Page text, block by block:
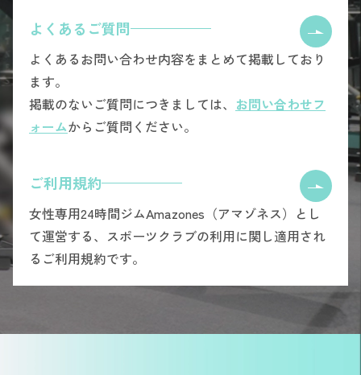
よくあるご質問
よくあるお問い合わせ内容をまとめて掲載しており
ます。
掲載のないご質問につきましては、 お問い合わせフ
ォームからご質問ください。
ご利用規約
女性専用24時間ジムAmazones（アマゾネス）とし
て運営する、スポーツクラブの利用に関し適用され
るご利用規約です。